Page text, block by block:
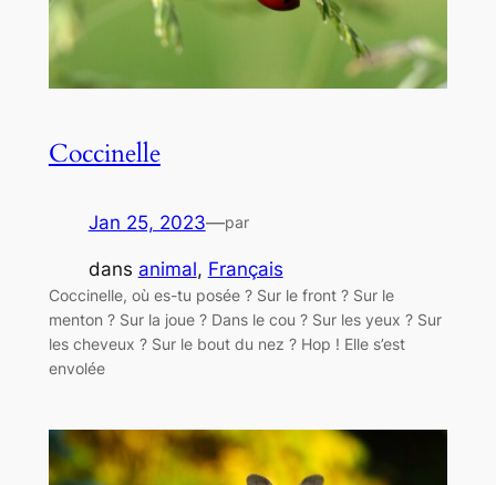
Coccinelle
Jan 25, 2023—par
dans animal, Français
Coccinelle, où es-tu posée ? Sur le front ? Sur le
menton ? Sur la joue ? Dans le cou ? Sur les yeux ? Sur
les cheveux ? Sur le bout du nez ? Hop ! Elle s’est
envolée